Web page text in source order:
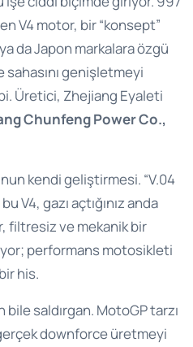
V4 motor, bir “konsept”
da Japon markalara özgü
genişletmeyi
Üretici, Zhejiang Eyaleti
Chunfeng Power Co.,
kendi geliştirmesi. “V.04
V4, gazı açtığınız anda
filtresiz ve mekanik bir
performans motosikleti
his.
saldırgan. MotoGP tarzı
downforce üretmeyi